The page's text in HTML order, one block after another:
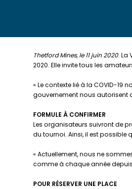
Thetford Mines, le 11 juin 2020. La
2020. Elle invite tous les
« Le contexte lié à la COVID-19
gouvernement nous autorisent
FORMULE À CONFIRMER
Les organisateurs suivront de
du tournoi. Ainsi, il est possible
« Actuellement, nous ne
comme à chaque année
POUR RÉSERVER UNE PLACE